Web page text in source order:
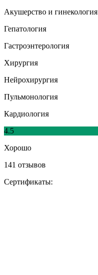
Акушерство и гинекология
Гепатология
Гастроэнтерология
Хирургия
Нейрохирургия
Пульмонология
Кардиология
4.5
Хорошо
141 отзывов
Сертификаты: